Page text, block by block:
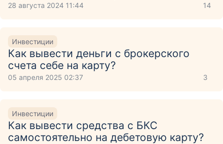
28 августа 2024 11:44 14
Инвестиции
Как вывести деньги с брокерского
счета себе на карту?
05 апреля 2025 02:37 3
Инвестиции
Как вывести средства с БКС
самостоятельно на дебетовую карту?